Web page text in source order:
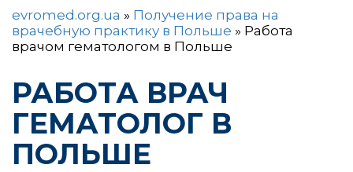
evromed.org.ua » Получение права на
врачебную практику в Польше » Работа
врачом гематологом в Польше
РАБОТА ВРАЧ
ГЕМАТОЛОГ В
ПОЛЬШЕ